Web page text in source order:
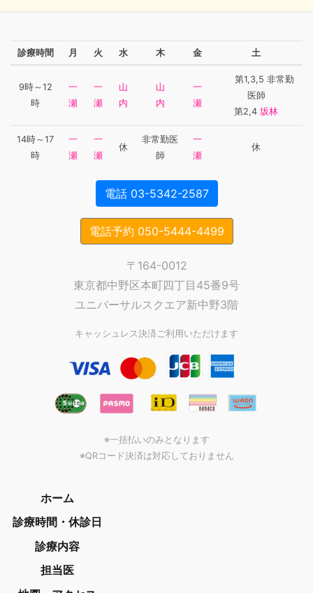
診療時間 月 火 水 木 金 土
9時～12
時
一
瀬
一
瀬
山
内
山
内
一
瀬
第1,3,5 非常勤
医師
第2,4 坂林
14時～17
時
一
瀬
一
瀬
休
非常勤医
師
一
瀬
休
電話 03-5342-2587
電話予約 050-5444-4499
〒164-0012
東京都中野区本町四丁目45番9号
ユニバーサルスクエア新中野3階
キャッシュレス決済ご利用いただけます
※一括払いのみとなります
※QRコード決済は対応しておりません
ホーム
診療時間・休診日
診療内容
担当医